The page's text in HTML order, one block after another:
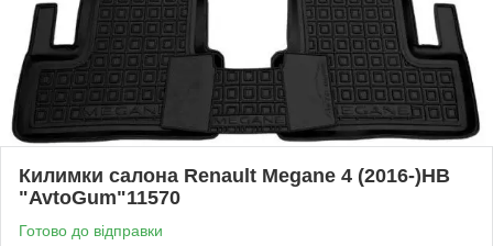
Килимки салона Renault Megane 4 (2016-)HB
"AvtoGum"11570
Готово до відправки